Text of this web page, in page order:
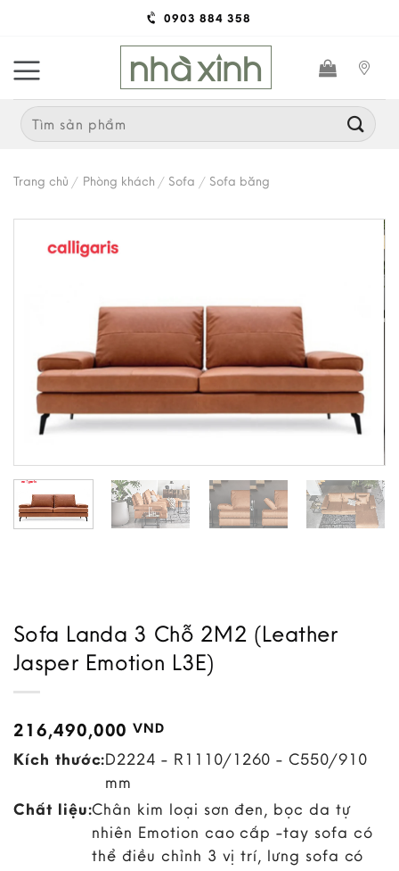
content
0903 884 358
Search
for:
Trang chủ / Phòng khách / Sofa / Sofa băng
Sofa Landa 3 Chỗ 2M2 (Leather
Jasper Emotion L3E)
216,490,000VND
Kích thước:D2224 - R1110/1260 - C550/910
mm
Chất liệu:Chân kim loại sơn đen, bọc da tự
nhiên Emotion cao cấp -tay sofa có
thể điều chỉnh 3 vị trí, lưng sofa có